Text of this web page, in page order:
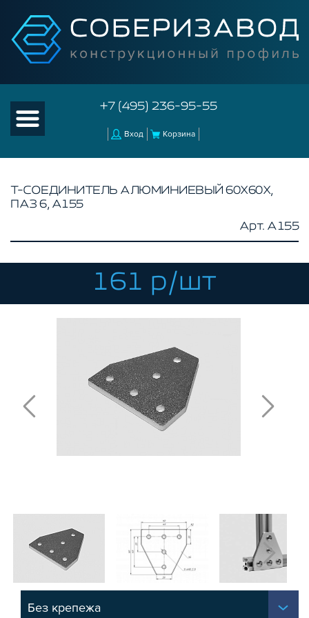
+7 (495) 236-95-55
Вход Корзина
КОНСТРУКЦИОННЫЙ ПРОФИЛЬ
КОМПЛЕКТУЮЩИЕ К ЧПУ
АКСЕССУАРЫ ДЛЯ V-ПАЗА
МЕЖДУСЕРИЙНЫЕ
СИСТЕМА ТРУБНАЯ МОДУЛЬНАЯ
СИСТЕМА ТРУБНАЯ КОНСТРУКЦИОННАЯ
ВНУТРЕННИЕ УГЛОВЫЕ СОЕДИНИТЕЛИ
2-Х И 3-Х СТОРОННИЕ СОЕДИНИТЕЛИ
АДДИТИВНЫЕ ТОВАРЫ
Т-СОЕДИНИТЕЛЬ АЛЮМИНИЕВЫЙ 60Х60X,
ПАЗ 6, A155
Арт. A155
161 р/шт
Без крепежа